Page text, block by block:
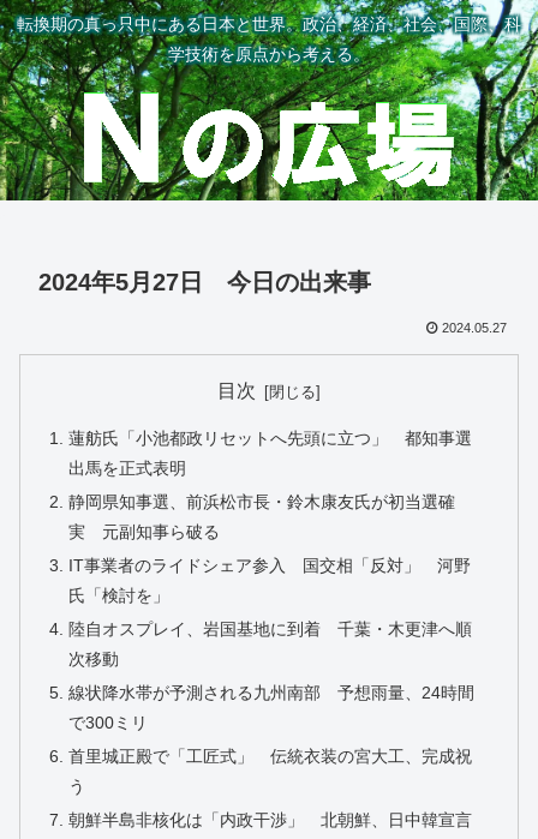
転換期の真っ只中にある日本と世界。政治、経済、社会、国際、科
学技術を原点から考える。
2024年5月27日 今日の出来事
2024.05.27
目次
蓮舫氏「小池都政リセットへ先頭に立つ」 都知事選
出馬を正式表明
静岡県知事選、前浜松市長・鈴木康友氏が初当選確
実 元副知事ら破る
IT事業者のライドシェア参入 国交相「反対」 河野
氏「検討を」
陸自オスプレイ、岩国基地に到着 千葉・木更津へ順
次移動
線状降水帯が予測される九州南部 予想雨量、24時間
で300ミリ
首里城正殿で「工匠式」 伝統衣装の宮大工、完成祝
う
朝鮮半島非核化は「内政干渉」 北朝鮮、日中韓宣言